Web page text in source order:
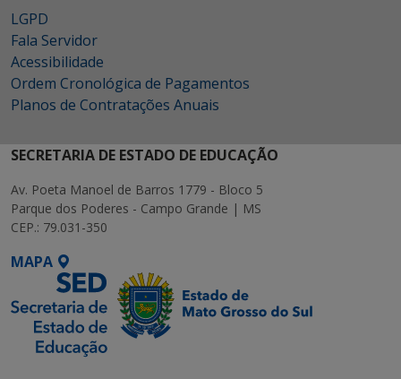
LGPD
Fala Servidor
Acessibilidade
Ordem Cronológica de Pagamentos
Planos de Contratações Anuais
SECRETARIA DE ESTADO DE EDUCAÇÃO
Av. Poeta Manoel de Barros 1779 - Bloco 5
Parque dos Poderes - Campo Grande | MS
CEP.: 79.031-350
MAPA